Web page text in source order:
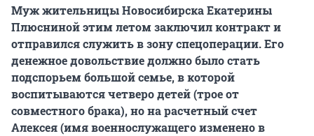
Муж жительницы Новосибирска Екатерины
Плюсниной этим летом заключил контракт и
отправился служить в зону спецоперации. Его
денежное довольствие должно было стать
подспорьем большой семье, в которой
воспитываются четверо детей (трое от
совместного брака), но на расчетный счет
Алексея (имя военнослужащего изменено в